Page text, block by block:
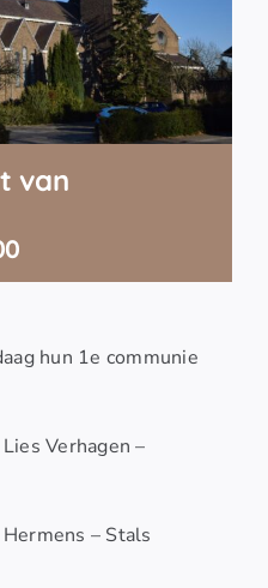
van
hun 1e communie
Verhagen –
– Stals